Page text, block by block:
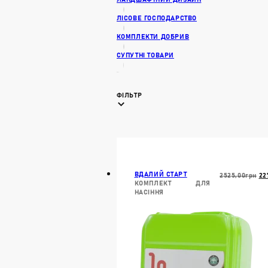
ЛІСОВЕ ГОСПОДАРСТВО
КОМПЛЕКТИ ДОБРИВ
СУПУТНІ ТОВАРИ
ФІЛЬТР
ВДАЛИЙ СТАРТ
КОМПЛЕКТ ДЛЯ
НАСІННЯ
2525,00Грн